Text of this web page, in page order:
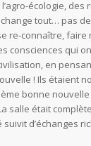
écologie,
tout… pas
re-connaître,
consciences qui
en
! Ils étaient
bonne
salle était
d’échanges